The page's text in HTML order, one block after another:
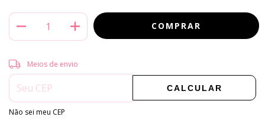
Entregas para o CEP:
Meios de envio
CALCULAR
Não sei meu CEP